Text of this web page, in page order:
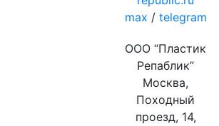
max / telegram
ООО “Пластик
Репаблик”
Москва,
Походный
проезд, 14,